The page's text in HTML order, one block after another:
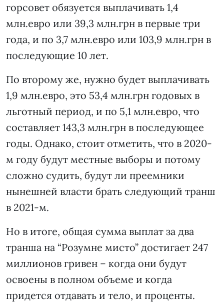
горсовет обязуется выплачивать 1,4
млн.евро или 39,3 млн.грн в первые три
года, и по 3,7 млн.евро или 103,9 млн.грн в
последующие 10 лет.
По второму же, нужно будет выплачивать
1,9 млн.евро, это 53,4 млн.грн годовых в
льготный период, и по 5,1 млн.евро, что
составляет 143,3 млн.грн в последующее
годы. Однако, стоит отметить, что в 2020-
м году будут местные выборы и потому
сложно судить, будут ли преемники
нынешней власти брать следующий транш
в 2021-м.
Но в итоге, общая сумма выплат за два
транша на “Розумне мисто” достигает 247
миллионов гривен – когда они будут
освоены в полном объеме и когда
придется отдавать и тело, и проценты.